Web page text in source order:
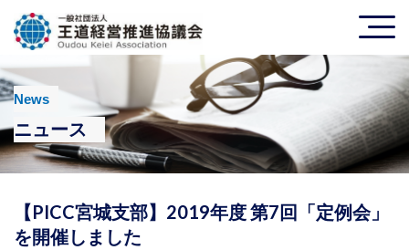
News
ニュース
【PICC宮城支部】2019年度 第7回「定例会」
を開催しました